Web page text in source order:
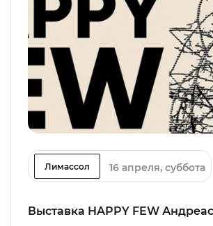
Лимассол 16 апреля, суббота
Выставка HAPPY FEW